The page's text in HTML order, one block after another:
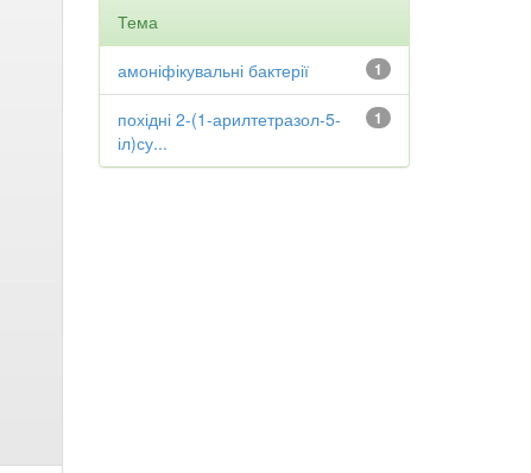
Тема
1
амоніфікувальні бактерії
1
похідні 2-(1-арилтетразол-5-
іл)су...